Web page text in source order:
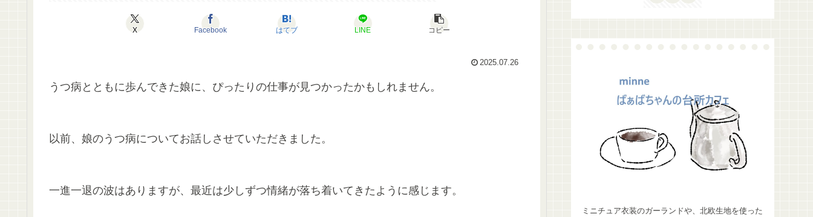
X Facebook はてブ LINE コピー
2025.07.26
うつ病とともに歩んできた娘に、ぴったりの仕事が見つかったかもしれません。
以前、娘のうつ病についてお話しさせていただきました。
一進一退の波はありますが、最近は少しずつ情緒が落ち着いてきたように感じます。
ミニチュア衣装のガーランドや、北欧生地を使った